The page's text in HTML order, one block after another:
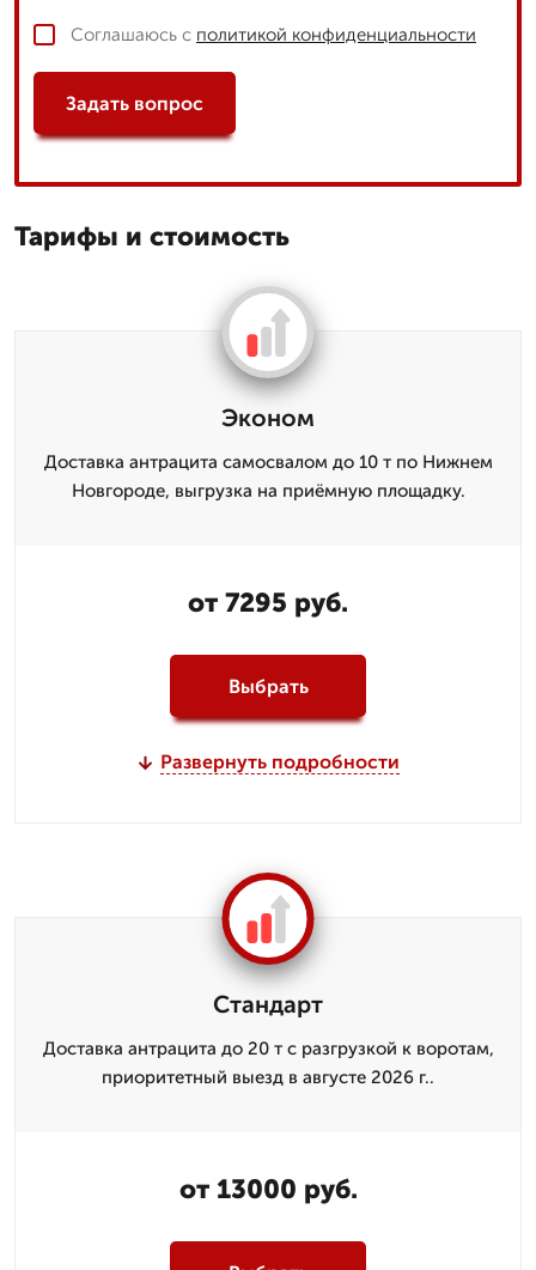
Соглашаюсь с политикой конфиденциальности
Задать вопрос
Тарифы и стоимость
Эконом
Доставка антрацита самосвалом до 10 т по Нижнем
Новгороде, выгрузка на приёмную площадку.
от 7295 руб.
Выбрать
Развернуть подробности
Стандарт
Доставка антрацита до 20 т с разгрузкой к воротам,
приоритетный выезд в августе 2026 г..
от 13000 руб.